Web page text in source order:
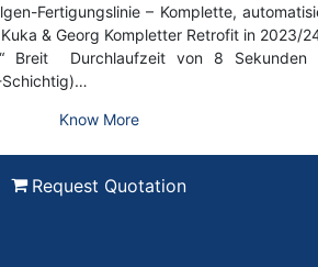
Fertigungslinie – Komplette,
& Georg Kompletter Retrofit in 2023/
Breit Durchlaufzeit von 8 Sekunden
Know More
Request Quotation